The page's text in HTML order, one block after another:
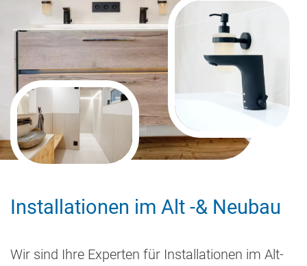
Installationen im Alt -& Neubau
Wir sind Ihre Experten für Installationen im Alt-